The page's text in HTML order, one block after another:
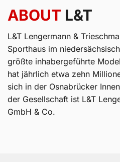
ABOUT L&T
L&T Lengermann &
Sporthaus im
größte inhabergeführte
hat jährlich etwa zehn
sich in der Osnabrücker
der Gesellschaft ist L&T
GmbH & Co.